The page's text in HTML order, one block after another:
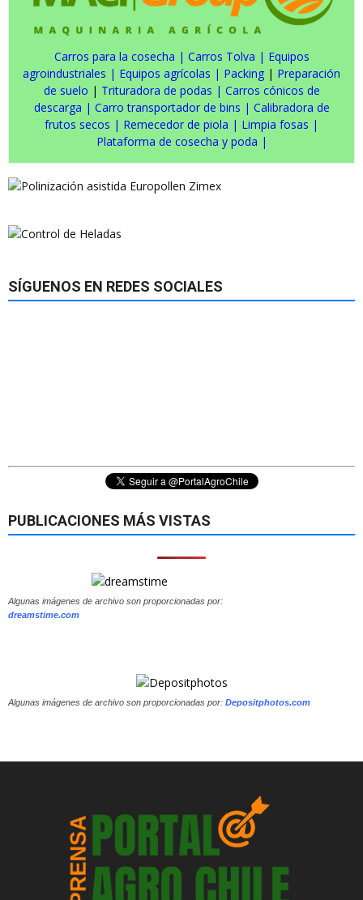
Carros para la cosecha | Carros Tolva | Equipos
agroindustriales | Equipos agrícolas | Packing | Preparación
de suelo | Trituradora de podas | Carros cónicos de
descarga | Carro transportador de bins | Calibradora de
frutos secos | Remecedor de piola | Limpia fosas |
Plataforma de cosecha y poda |
SÍGUENOS EN REDES SOCIALES
PUBLICACIONES MÁS VISTAS
Algunas imágenes de archivo son proporcionadas por:
dreamstime.com
Algunas imágenes de archivo son proporcionadas por: Depositphotos.com